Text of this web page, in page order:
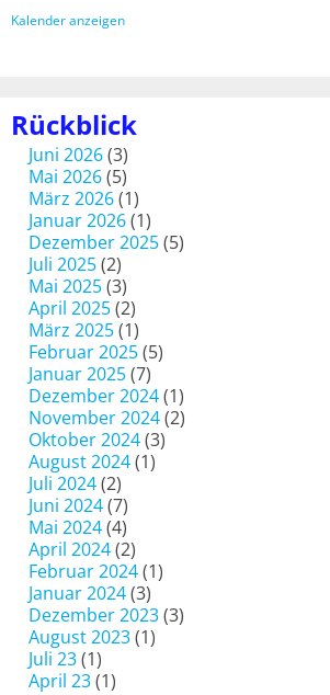
Kalender anzeigen
Rückblick
Juni 2026(3)
Mai 2026(5)
März 2026(1)
Januar 2026(1)
Dezember 2025(5)
Juli 2025(2)
Mai 2025(3)
April 2025(2)
März 2025(1)
Februar 2025(5)
Januar 2025(7)
Dezember 2024(1)
November 2024(2)
Oktober 2024(3)
August 2024(1)
Juli 2024(2)
Juni 2024(7)
Mai 2024(4)
April 2024(2)
Februar 2024(1)
Januar 2024(3)
Dezember 2023(3)
August 2023(1)
Juli 23(1)
April 23(1)